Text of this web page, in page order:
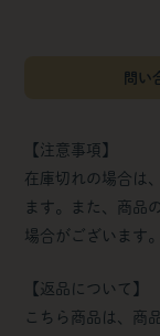
問い
【注意事項】
在庫切れの場合は
ます。また、商品
場合がございます。
【返品について】
こちら商品は、商